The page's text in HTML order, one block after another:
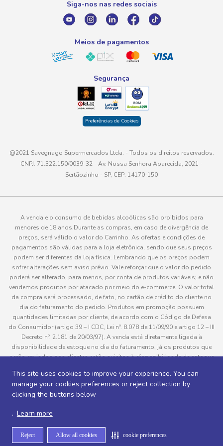
This site uses cookies to improve your experience. You can
manage your cookies preferences or reject collection by
clicking the buttons below
. Learn more
Reject Allow all cookies cookie preferences
atendimento@savegnago.com.br
Siga-nos nas redes sociais
Meios de pagamentos
Segurança
Preferências de Cookies
@2021 Savegnago Supermercados Ltda. - Todos os direitos reservados.
CNPJ: 71.322.150/0039-32 - Av. Nossa Senhora Aparecida, 2021 -
Sertãozinho - SP, CEP: 14170-150
A venda e o consumo de bebidas alcoólicas são proibidos para
menores de 18 anos.Durante as compras, em caso de divergência de
preços, será válido o valor do Carrinho. As ofertas e condições de
pagamentos são válidas para a loja eletrônica, sendo que seus preços
podem ser diferentes da loja física. Lembrando que os preços podem
sofrer alterações sem aviso prévio. Vale reforçar que o valor do pedido
poderá ser alterado, para menos, por conta de produtos variáveis; e não
vendemos produtos por atacado por meio do e-commerce. O valor total
da compra será processado, de fato, no cartão de crédito do cliente no
dia do faturamento do pedido. Produtos em promoção possuem
quantidades limitadas por cliente, de acordo com o Código de Defesa
do Consumidor (artigo 39 – I CDC, Lei nº. 8.078 de 11/09/90 e artigo 12 – III
Decreto nº. 2.181 de 20/03/97). A venda está diretamente ligada à
disponibilidade de estoque no dia do faturamento, já os produtos que
serão enviados aos clientes estão sujeitos à disponibilidade de estoque
pedido do cliente, este não será entregue e o valor do item não será
cobrado. As fotos dos produtos no site são ilustrativas, podendo haver
divergência com o produto real e todos os pedidos estão sujeitos à
Desenvolvido por